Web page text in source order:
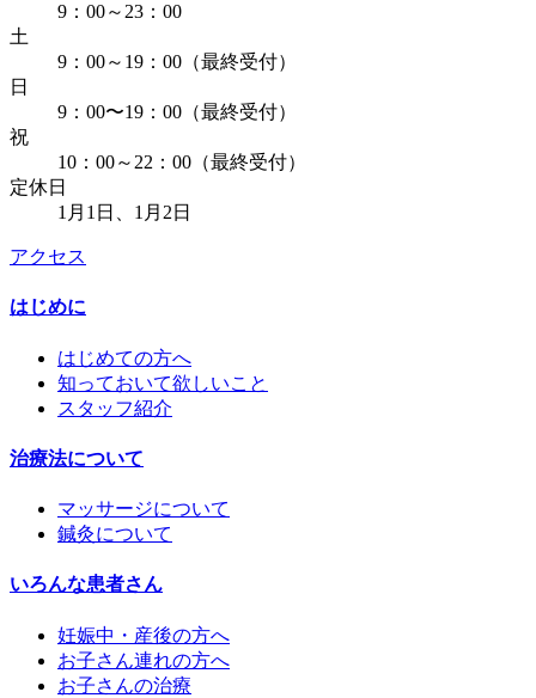
9：00～23：00
土
9：00～19：00（最終受付）
日
9：00〜19：00（最終受付）
祝
10：00～22：00（最終受付）
定休日
1月1日、1月2日
アクセス
はじめに
はじめての方へ
知っておいて欲しいこと
スタッフ紹介
治療法について
マッサージについて
鍼灸について
いろんな患者さん
妊娠中・産後の方へ
お子さん連れの方へ
お子さんの治療